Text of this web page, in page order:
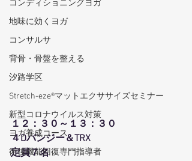
コンディショニングヨガ
地味に効くヨガ
コンサルサ
背骨・骨盤を整える
汐路学区
Stretch-eze®マットエクササイズセミナー
新型コロナウイルス対策
ヨガ養成コース
術後機能回復専門指導者
１２：３０～１３：３０
４Dバンジー＆TRX
定員７名